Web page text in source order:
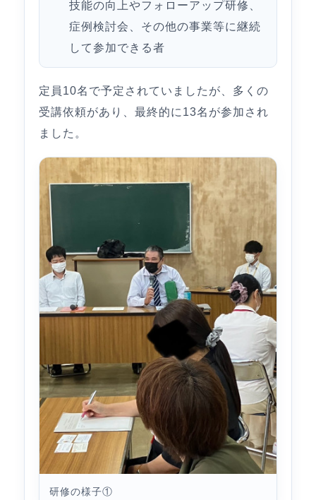
技能の向上やフォローアップ研修、
症例検討会、その他の事業等に継続
して参加できる者
定員10名で予定されていましたが、多くの
受講依頼があり、最終的に13名が参加され
ました。
研修の様子①